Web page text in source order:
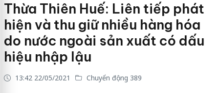
Thừa Thiên Huế: Liên tiếp phát
hiện và thu giữ nhiều hàng hóa
do nước ngoài sản xuất có dấu
hiệu nhập lậu
13:42 22/05/2021 Chuyển động 389